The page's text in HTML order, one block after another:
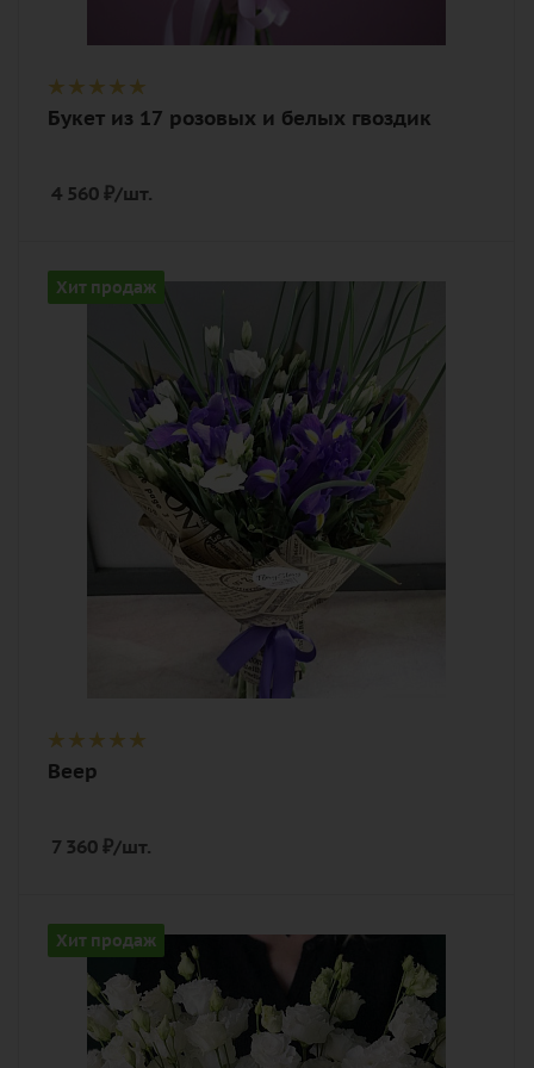
Букет из 17 розовых и белых гвоздик
4 560 ₽/шт.
Хит продаж
Описание
ирис, эустома (лизиантус), зелень,
лента, дизайнерская упаковка
Веер
7 360 ₽/шт.
Хит продаж
Количество
11
белый